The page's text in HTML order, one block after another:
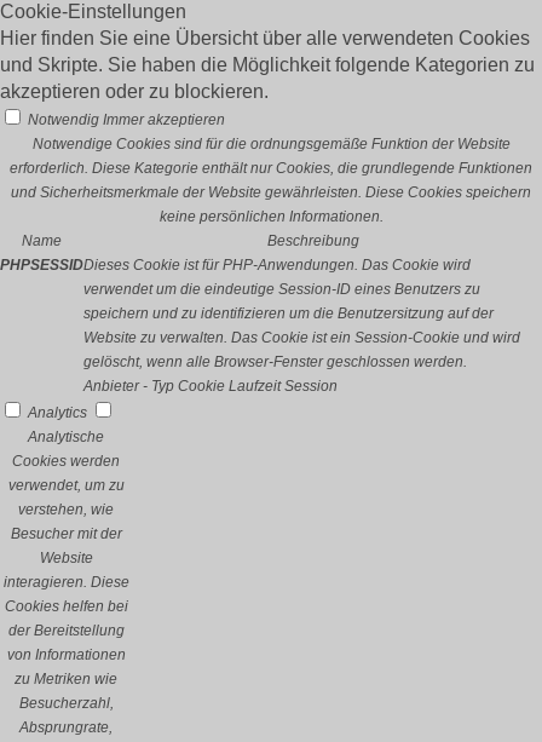
Cookie-Einstellungen
Hier finden Sie eine Übersicht über alle verwendeten Cookies
und Skripte. Sie haben die Möglichkeit folgende Kategorien zu
akzeptieren oder zu blockieren.
Notwendig Immer akzeptieren
Notwendige Cookies sind für die ordnungsgemäße Funktion der Website
erforderlich. Diese Kategorie enthält nur Cookies, die grundlegende Funktionen
und Sicherheitsmerkmale der Website gewährleisten. Diese Cookies speichern
keine persönlichen Informationen.
Name
Beschreibung
PHPSESSIDDieses Cookie ist für PHP-Anwendungen. Das Cookie wird
verwendet um die eindeutige Session-ID eines Benutzers zu
speichern und zu identifizieren um die Benutzersitzung auf der
Website zu verwalten. Das Cookie ist ein Session-Cookie und wird
gelöscht, wenn alle Browser-Fenster geschlossen werden.
Anbieter - Typ Cookie Laufzeit Session
Analytics
Analytische
Cookies werden
verwendet, um zu
verstehen, wie
Besucher mit der
Website
interagieren. Diese
Cookies helfen bei
der Bereitstellung
von Informationen
zu Metriken wie
Besucherzahl,
Absprungrate,